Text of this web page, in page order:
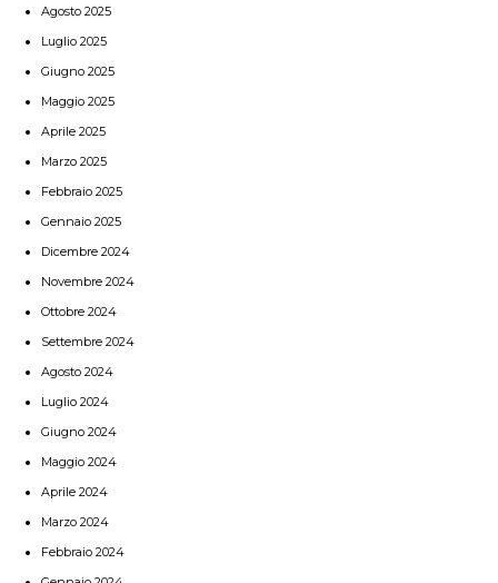
Agosto 2025
Luglio 2025
Giugno 2025
Maggio 2025
Aprile 2025
Marzo 2025
Febbraio 2025
Gennaio 2025
Dicembre 2024
Novembre 2024
Ottobre 2024
Settembre 2024
Agosto 2024
Luglio 2024
Giugno 2024
Maggio 2024
Aprile 2024
Marzo 2024
Febbraio 2024